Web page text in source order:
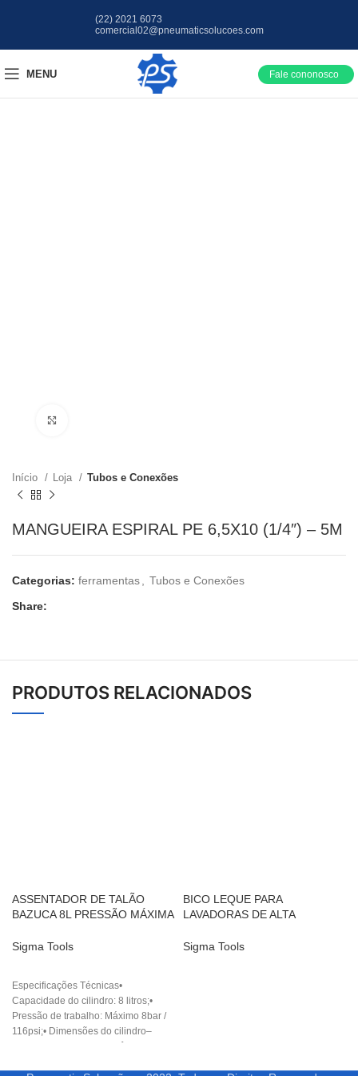
(22) 2021 6073
comercial02@pneumaticsolucoes.com
MENU Fale cononosco
Início Loja Tubos e Conexões
MANGUEIRA ESPIRAL PE 6,5X10 (1/4″) – 5M
Categorias: ferramentas
Tubos e Conexões
Share:
PRODUTOS RELACIONADOS
ASSENTADOR DE TALÃO
BAZUCA 8L PRESSÃO MÁXIMA
Sigma Tools
Especificações Técnicas•
Capacidade do cilindro: 8 litros;•
Pressão de trabalho: Máximo 8bar /
116psi;• Dimensões do cilindro–
BICO LEQUE PARA
LAVADORAS DE ALTA
Sigma Tools